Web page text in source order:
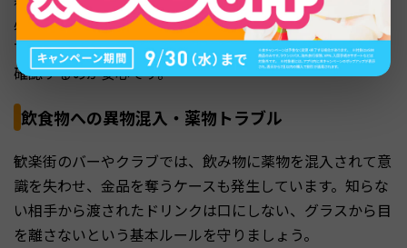
必要です。寺院や観光名所の営業情報は、Google Mapsや
TAT（タイ国政府観光庁）の公式情報など複数のソースで
確認するのが安心です。
飲食物への異物混入・薬物トラブル
歓楽街のバーやクラブでは、飲み物に薬物を混入されて意
識を失わせ、金品を奪うケースも発生しています。知らな
い相手から渡されたドリンクは口にしない、グラスから目
を離さないという基本ルールを守りましょう。